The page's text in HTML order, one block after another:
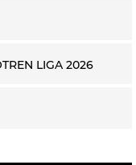
LIGA 2026